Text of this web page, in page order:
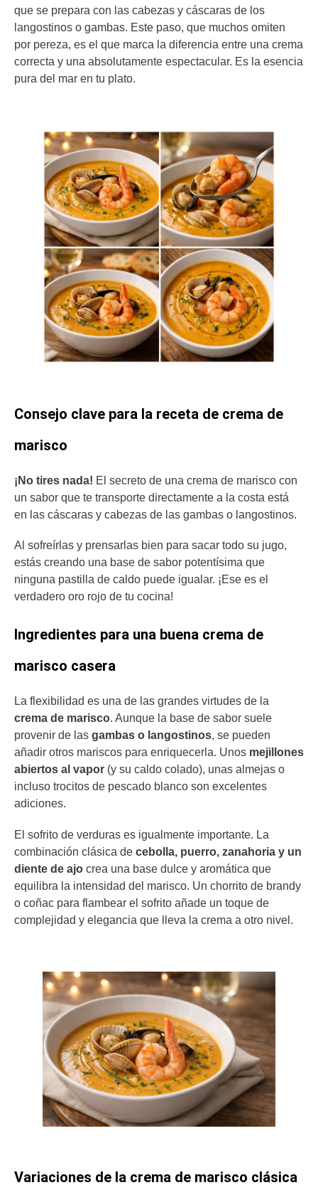
que se prepara con las cabezas y cáscaras de los
langostinos o gambas. Este paso, que muchos omiten
por pereza, es el que marca la diferencia entre una crema
correcta y una absolutamente espectacular. Es la esencia
pura del mar en tu plato.
Consejo clave para la receta de crema de
marisco
¡No tires nada! El secreto de una crema de marisco con
un sabor que te transporte directamente a la costa está
en las cáscaras y cabezas de las gambas o langostinos.
Al sofreírlas y prensarlas bien para sacar todo su jugo,
estás creando una base de sabor potentísima que
ninguna pastilla de caldo puede igualar. ¡Ese es el
verdadero oro rojo de tu cocina!
Ingredientes para una buena crema de
marisco casera
La flexibilidad es una de las grandes virtudes de la
crema de marisco. Aunque la base de sabor suele
provenir de las gambas o langostinos, se pueden
añadir otros mariscos para enriquecerla. Unos mejillones
abiertos al vapor (y su caldo colado), unas almejas o
incluso trocitos de pescado blanco son excelentes
adiciones.
El sofrito de verduras es igualmente importante. La
combinación clásica de cebolla, puerro, zanahoria y un
diente de ajo crea una base dulce y aromática que
equilibra la intensidad del marisco. Un chorrito de brandy
o coñac para flambear el sofrito añade un toque de
complejidad y elegancia que lleva la crema a otro nivel.
Variaciones de la crema de marisco clásica